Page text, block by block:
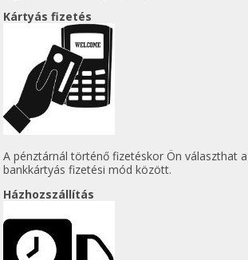
Kártyás fizetés
A pénztárnál történő fizetéskor Ön választhat
bankkártyás fizetési mód között.
Házhozszállítás